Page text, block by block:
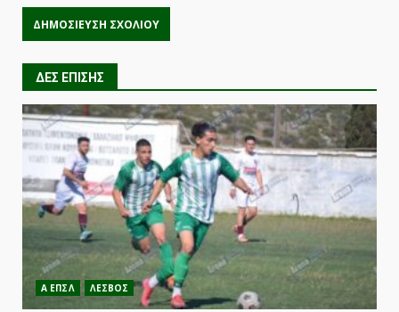
ΔΕΣ ΕΠΙΣΗΣ
Α ΕΠΣΛ ΛΕΣΒΟΣ